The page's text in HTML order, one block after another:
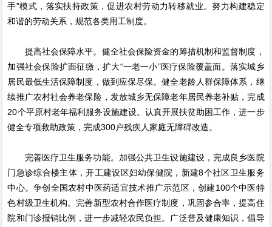
手”模式，落实扶持政策，促进农村劳动力转移就业。努力构建稳定
和谐的劳动关系，规范各类用工制度。
提高社会保障水平。健全社会保险资金的筹措机制和监督制度，
加强社会保险扩面征缴，扩大“一老一小”医疗保险覆盖面。落实城乡
居民最低生活保障制度，做到应保尽保。健全老龄人群保障体系，继
续推广农村社会养老保险，发放城乡无保障老年居民养老补贴，完成
20个平原村老年福利服务设施建设。认真开展扶贫助困工作，进一步
健全专项救助政策，完成300户残疾人家庭无障碍改造。
完善医疗卫生服务功能。加强公共卫生设施建设，完成良乡医院
门急诊综合楼主体，开工建设区妇幼保健院，新建8个社区卫生服务
中心。争创全国农村中医药适宜技术推广示范区，创建100个中医特
色村级卫生机构。完善新型农村合作医疗制度，巩固参合率，提高住
院和门诊报销比例，进一步减轻农民负担。广泛普及健康知识，倡导